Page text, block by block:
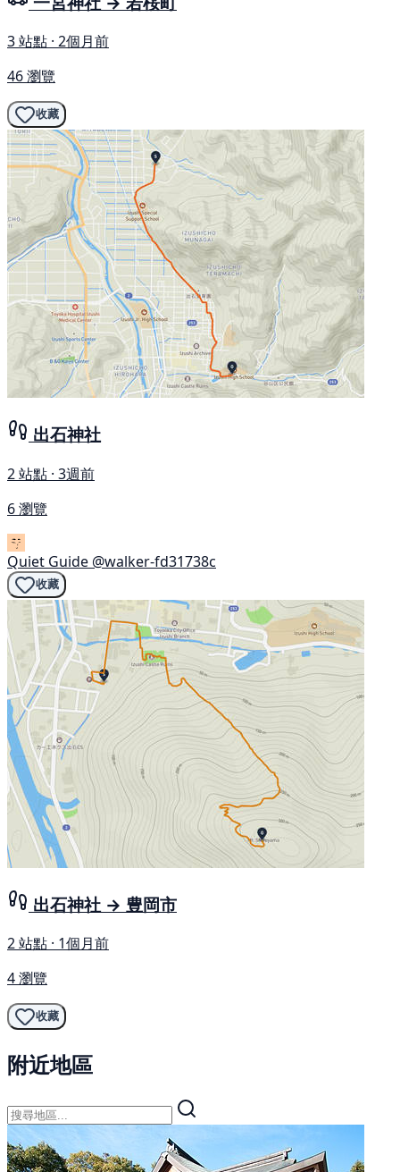
3 站點 · 2個月前
46 瀏覽
收藏
出石神社
2 站點 · 3週前
6 瀏覽
Quiet Guide @walker-fd31738c
收藏
出石神社 → 豊岡市
2 站點 · 1個月前
4 瀏覽
收藏
附近地區